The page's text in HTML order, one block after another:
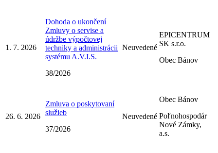
1. 7. 2026
Dohoda o ukončení
Zmluvy o servise a
údržbe výpočtovej
techniky a administrácii
systému A.V.I.S.
38/2026
Neuvedené
EPICENTRUM
SK s.r.o.
Obec Bánov
26. 6. 2026
Zmluva o poskytovaní
služieb
37/2026
Neuvedené
Obec Bánov
Poľnohospodár
Nové Zámky,
a.s.